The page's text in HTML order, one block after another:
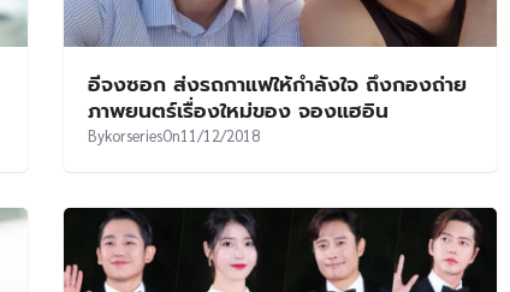
อีจงซอก ส่งรถกาแฟให้กำลังใจ ถึงกองถ่าย
ภาพยนตร์เรื่องใหม่ของ จองแฮอิน
BykorseriesOn11/12/2018